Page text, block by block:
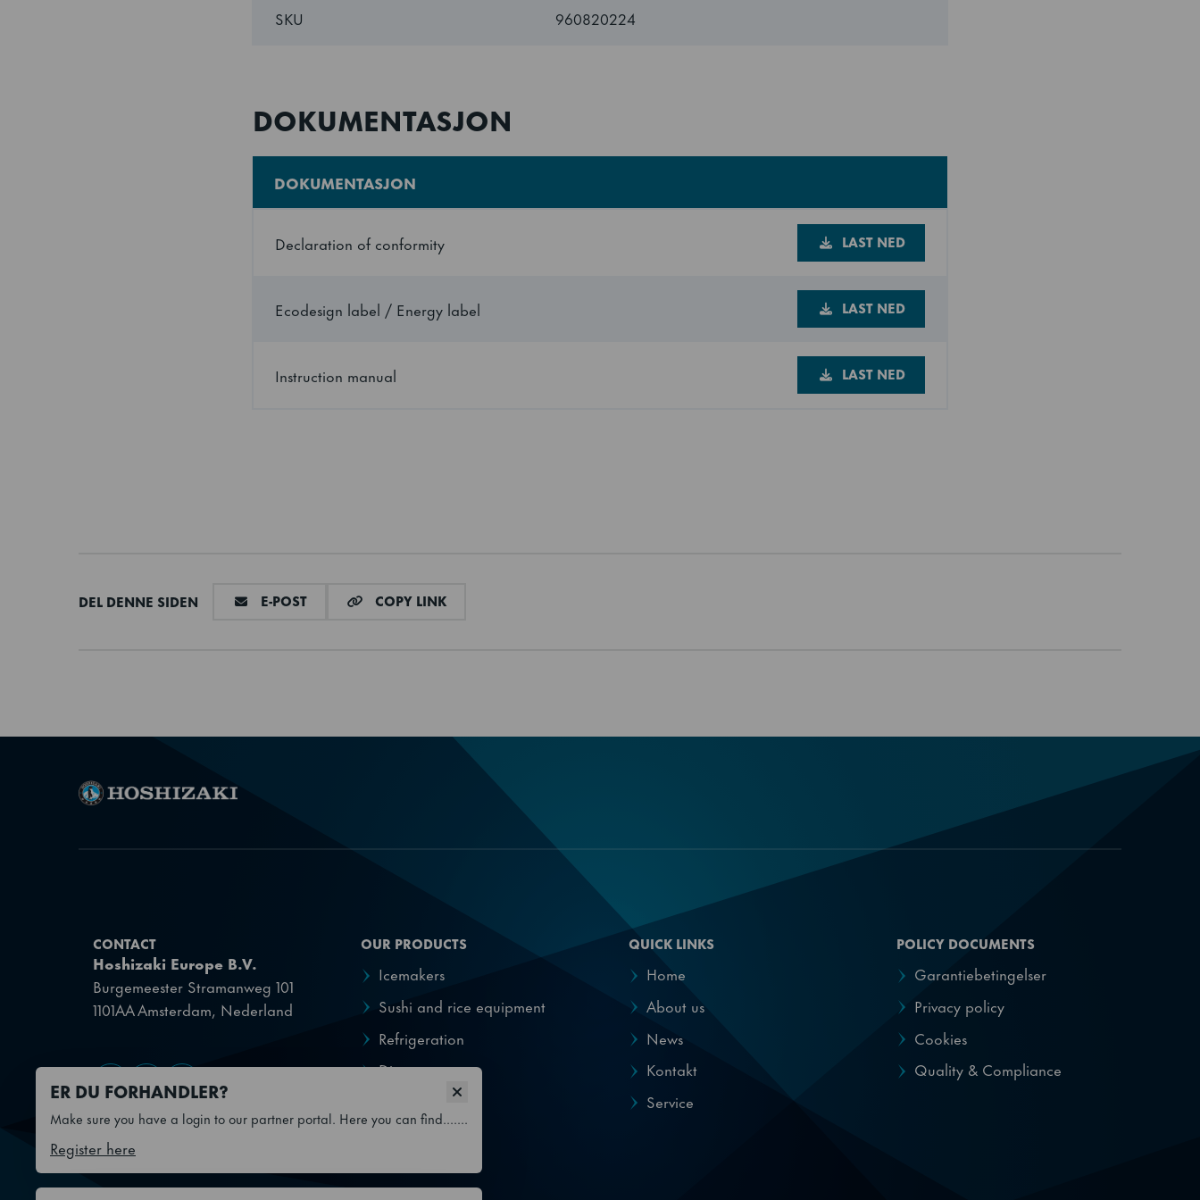
SKU 960820224
DOKUMENTASJON
DOKUMENTASJON
Declaration of conformity LAST NED
Ecodesign label / Energy label LAST NED
Instruction manual LAST NED
DEL DENNE SIDEN E-POSTDEL VIA E-MAILCOPY LINKCOPY LINK
CONTACT
Hoshizaki Europe B.V.
Burgemeester Stramanweg 101
1101AA Amsterdam, Nederland
Gå til Facebook
Gå til YouTube
Gå til LinkedIn
OUR PRODUCTS
Icemakers
Sushi and rice equipment
Refrigeration
Dispensers
QUICK LINKS
Home
About us
News
Kontakt
Service
POLICY DOCUMENTS
Garantiebetingelser
Privacy policy
Cookies
Quality & Compliance
ER DU FORHANDLER?
Make sure you have a login to our partner portal. Here you can find.......
Register here